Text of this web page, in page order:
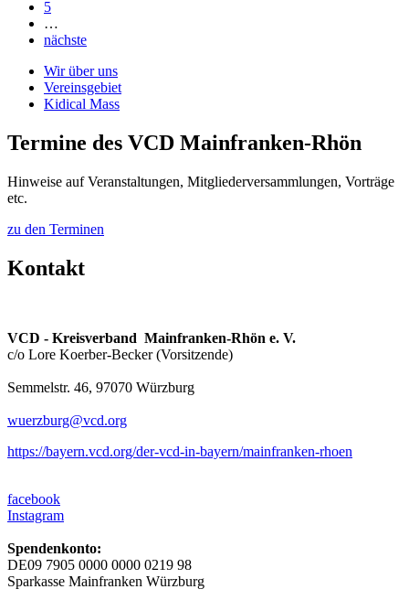
5
…
nächste
Wir über uns
Vereinsgebiet
Kidical Mass
Termine des VCD Mainfranken-Rhön
Hinweise auf Veranstaltungen, Mitgliederversammlungen, Vorträge
etc.
zu den Terminen
Kontakt
VCD - Kreisverband Mainfranken-Rhön e. V.
c/o Lore Koerber-Becker (Vorsitzende)
Semmelstr. 46, 97070 Würzburg
wuerzburg@vcd.org
https://bayern.vcd.org/der-vcd-in-bayern/mainfranken-rhoen
facebook
Instagram
Spendenkonto:
DE09 7905 0000 0000 0219 98
Sparkasse Mainfranken Würzburg